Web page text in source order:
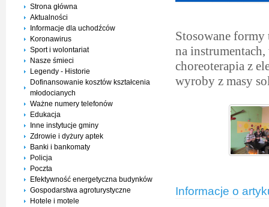
Strona główna
Aktualności
Informacje dla uchodźców
Koronawirus
Sport i wolontariat
Nasze śmieci
Legendy - Historie
Dofinansowanie kosztów kształcenia
młodocianych
Ważne numery telefonów
Edukacja
Inne instytucje gminy
Zdrowie i dyżury aptek
Banki i bankomaty
Policja
Poczta
Efektywność energetyczna budynków
Gospodarstwa agroturystyczne
Hotele i motele
Stosowane
na
choreoterapia z
wyroby z masy
Informacje o